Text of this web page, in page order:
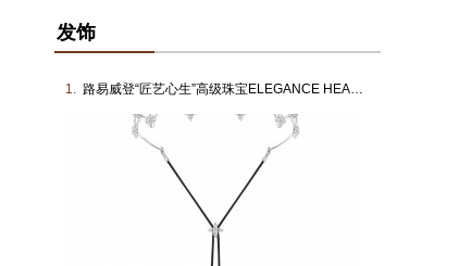
发饰
1. 路易威登“匠艺心生”高级珠宝ELEGANCE HEADBAND